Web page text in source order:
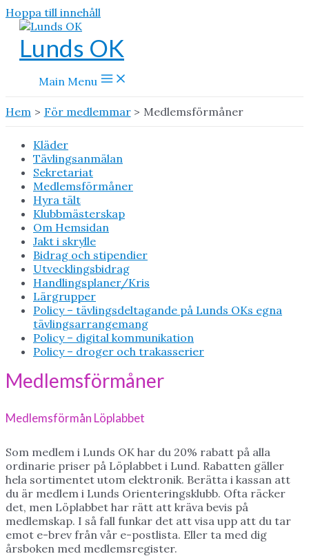
Hoppa till innehåll
Lunds OK
Main Menu
Hem För medlemmar Medlemsförmåner
Kläder
Tävlingsanmälan
Sekretariat
Medlemsförmåner
Hyra tält
Klubbmästerskap
Om Hemsidan
Jakt i skrylle
Bidrag och stipendier
Utvecklingsbidrag
Handlingsplaner/Kris
Lärgrupper
Policy – tävlingsdeltagande på Lunds OKs egna
tävlingsarrangemang
Policy – digital kommunikation
Policy – droger och trakasserier
Medlemsförmåner
Medlemsförmån Löplabbet
Som medlem i Lunds OK har du 20% rabatt på alla
ordinarie priser på Löplabbet i Lund. Rabatten gäller
hela sortimentet utom elektronik. Berätta i kassan att
du är medlem i Lunds Orienteringsklubb. Ofta räcker
det, men Löplabbet har rätt att kräva bevis på
medlemskap. I så fall funkar det att visa upp att du tar
emot e-brev från vår e-postlista. Eller ta med dig
årsboken med medlemsregister.